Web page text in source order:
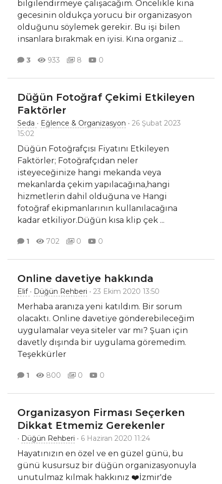
bilgilendirmeye çalışacağım. Öncelikle kına
gecesinin oldukça yorucu bir organizasyon
olduğunu söylemek gerekir. Bu işi bilen
insanlara bırakmak en iyisi. Kına organiz ...
3 933 8 0
Düğün Fotoğraf Çekimi Etkileyen
Faktörler
Seda • Eğlence & Organizasyon • 26 Şubat 2023
15:02
Düğün Fotoğrafçısı Fiyatını Etkileyen
Faktörler; Fotoğrafçıdan neler
isteyeceğinize hangi mekanda veya
mekanlarda çekim yapılacağına,hangi
hizmetlerin dahil olduğuna ve Hangi
fotoğraf ekipmanlarının kullanılacağına
kadar etkiliyor.Düğün kısa klip çek ...
1 702 0 0
Online davetiye hakkında
Elif • Düğün Rehberi • 23 Ekim 2020 13:50
Merhaba aranıza yeni katıldım. Bir sorum
olacaktı. Online davetiye gönderebileceğim
uygulamalar veya siteler var mı? Şuan için
davetly dışında bir uygulama göremedim.
Teşekkürler
1 800 0 0
Organizasyon Firması Seçerken
Dikkat Etmemiz Gerekenler
• Düğün Rehberi • 6 Haziran 2020 11:24
Hayatınızın en özel ve en güzel günü, bu
günü kusursuz bir düğün organizasyonuyla
unutulmaz kılmak hakkınız ❤️İzmir'de